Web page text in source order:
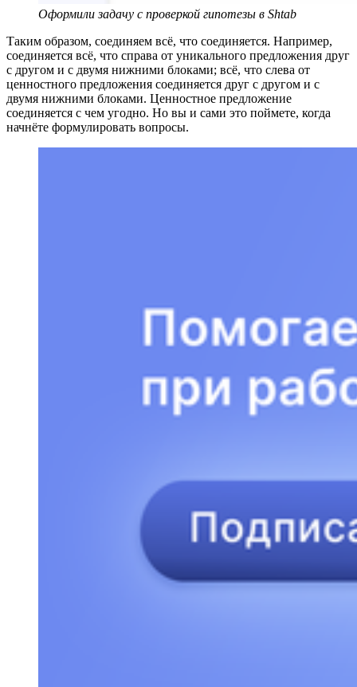
Оформили задачу с проверкой гипотезы в Shtab
Таким образом, соединяем всё, что соединяется. Например,
соединяется всё, что справа от уникального предложения друг
с другом и с двумя нижними блоками; всё, что слева от
ценностного предложения соединяется друг с другом и с
двумя нижними блоками. Ценностное предложение
соединяется с чем угодно. Но вы и сами это поймете, когда
начнёте формулировать вопросы.